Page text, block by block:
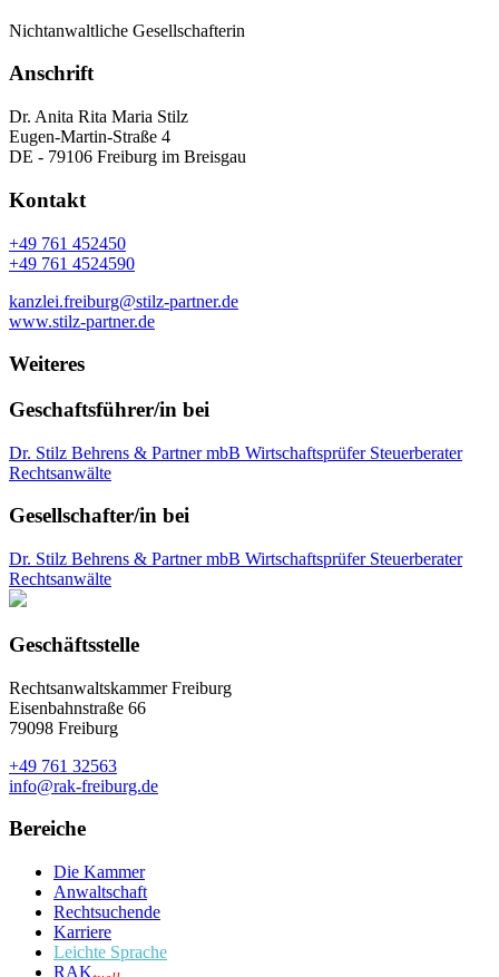
Nichtanwaltliche Gesellschafterin
Anschrift
Dr. Anita Rita Maria Stilz
Eugen-Martin-Straße 4
DE - 79106 Freiburg im Breisgau
Kontakt
+49 761 452450
+49 761 4524590
kanzlei.freiburg@stilz-partner.de
www.stilz-partner.de
Weiteres
Geschaftsführer/in bei
Dr. Stilz Behrens & Partner mbB Wirtschaftsprüfer Steuerberater
Rechtsanwälte
Gesellschafter/in bei
Dr. Stilz Behrens & Partner mbB Wirtschaftsprüfer Steuerberater
Rechtsanwälte
Geschäftsstelle
Rechtsanwaltskammer Freiburg
Eisenbahnstraße 66
79098 Freiburg
+49 761 32563
info@rak-freiburg.de
Bereiche
Die Kammer
Anwaltschaft
Rechtsuchende
Karriere
Leichte Sprache
RAK